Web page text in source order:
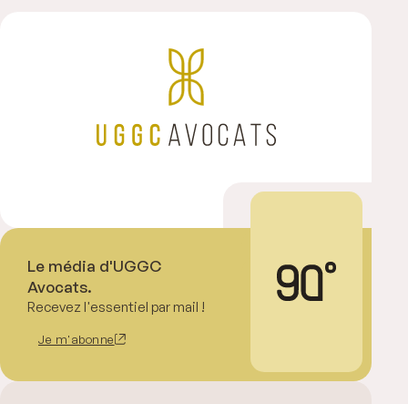
Le média d'UGGC
Avocats.
Recevez l'essentiel par mail !
Je m'abonne